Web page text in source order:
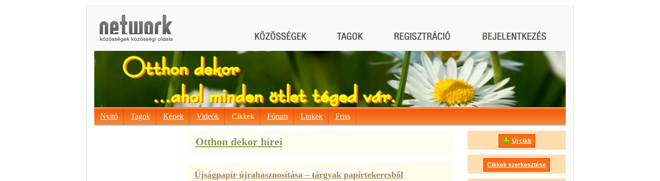
Nyitó Tagok Képek Videók Cikkek Fórum Linkek Friss
Otthon dekor hírei
Újságpapír újrahasznosítása – tárgyak papírtekercsből
Új cikk
Cikkek szerkesztése